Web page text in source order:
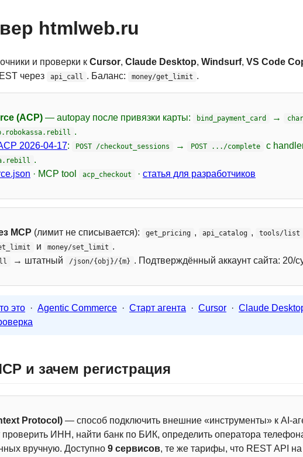
htmlweb.ru
и проверки к Cursor, Claude Desktop, Windsurf, VS Code
через api_call . Баланс: money/get_limit .
(ACP) — autopay после привязки карты: bind_payment_card →
.
2026-04-17: POST /checkout_sessions → POST .../complete с
.
· MCP tool acp_checkout · статья для разработчиков
MCP (лимит не списывается): get_pricing , api_catalog , tools/list
и money/set_limit .
→ штатный /json/{obj}/{m} . Подтверждённый аккаунт сайта: 20/
это · Agentic Commerce · Старт агента · Cursor · Claude
и зачем регистрация
Protocol) — способ подключить внешние «инструменты» к AI-
проверить ИНН, найти банк по БИК, определить оператора
вручную. Доступно 9 сервисов, те же тарифы, что REST API